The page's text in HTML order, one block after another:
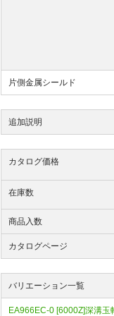
片側金属シールド
追加説明
カタログ価格
在庫数
商品入数
カタログページ
バリエーション一覧
EA966EC-0 [6000Z]深溝玉